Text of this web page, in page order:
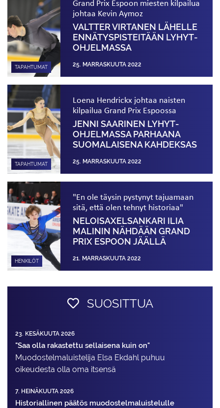
TAPAHTUMAT
Grand Prix Espoon miesten kilpailua
johtaa Kevin Aymoz
VALTTER VIRTANEN LÄHELLE
ENNÄTYS­PISTEITÄÄN LYHYT­
OHJELMASSA
25. MARRASKUUTA 2022
TAPAHTUMAT
Loena Hendrickx johtaa naisten
kilpailua Grand Prix Espoossa
JENNI SAARINEN LYHYT­
OHJELMASSA PARHAANA
SUOMALAISENA KAHDEKSAS
25. MARRASKUUTA 2022
HENKILÖT
"En ole täysin pystynyt tajuamaan
sitä, että olen tehnyt historiaa"
NELOISAXEL­SANKARI ILIA
MALININ NÄHDÄÄN GRAND
PRIX ESPOON JÄÄLLÄ
21. MARRASKUUTA 2022
SUOSITTUA
23. KESÄKUUTA 2026
"Saa olla rakastettu sellaisena kuin on"
Muodostelma­luistelija Elsa Ekdahl puhuu
oikeudesta olla oma itsensä
7. HEINÄKUUTA 2026
Historiallinen päätös muodostelmaluistelulle